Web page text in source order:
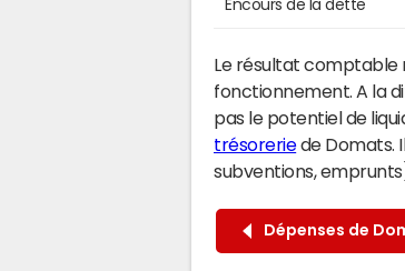
Encours de la dette
Le résultat comptable
fonctionnement. A la
pas le potentiel de
trésoreriede Domats.
subventions,
Dépenses de